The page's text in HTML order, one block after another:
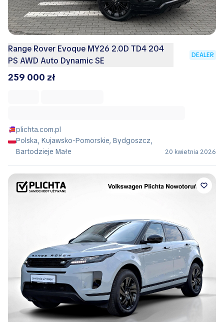
Range Rover Evoque MY26 2.0D TD4 204
PS AWD Auto Dynamic SE
DEALER
259 000 zł
plichta.com.pl
Polska, Kujawsko-Pomorskie, Bydgoszcz,
Bartodzieje Małe
20 kwietnia 2026